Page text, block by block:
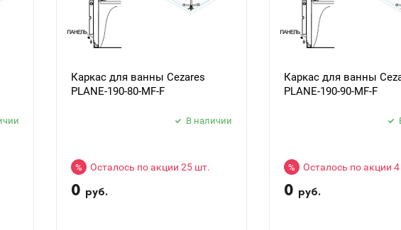
Каркас для ванны Cezares
PLANE-190-80-MF-F
В наличии
% Осталось по акции 25 шт.
0 руб.
Каркас для ванны
PLANE-190-90-MF-F
% Осталось по акции
0 руб.